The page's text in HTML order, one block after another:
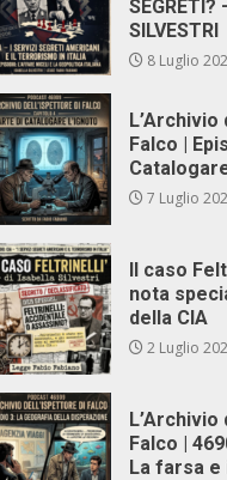
SEGRETI?
SILVESTRI
8 Luglio
Falco |
7 Luglio
Il caso
nota
della CIA
2 Luglio
Falco |
La farsa e